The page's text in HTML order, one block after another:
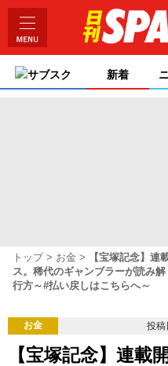
サブスク 新着
トップ お金
【宝塚記念】連
ス。稀代のギャンブラーが読み
行方～#払い戻しはこちらへ～
お金 投稿
【宝塚記念】連載